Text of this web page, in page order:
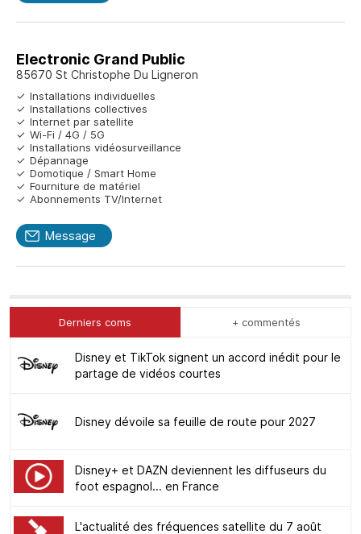
Electronic Grand Public
85670 St Christophe Du Ligneron
Installations individuelles
Installations collectives
Internet par satellite
Wi-Fi / 4G / 5G
Installations vidéosurveillance
Dépannage
Domotique / Smart Home
Fourniture de matériel
Abonnements TV/Internet
Message
Derniers coms + commentés
Disney et TikTok signent un accord inédit pour le
partage de vidéos courtes
Disney dévoile sa feuille de route pour 2027
Disney+ et DAZN deviennent les diffuseurs du
foot espagnol... en France
L'actualité des fréquences satellite du 7 août